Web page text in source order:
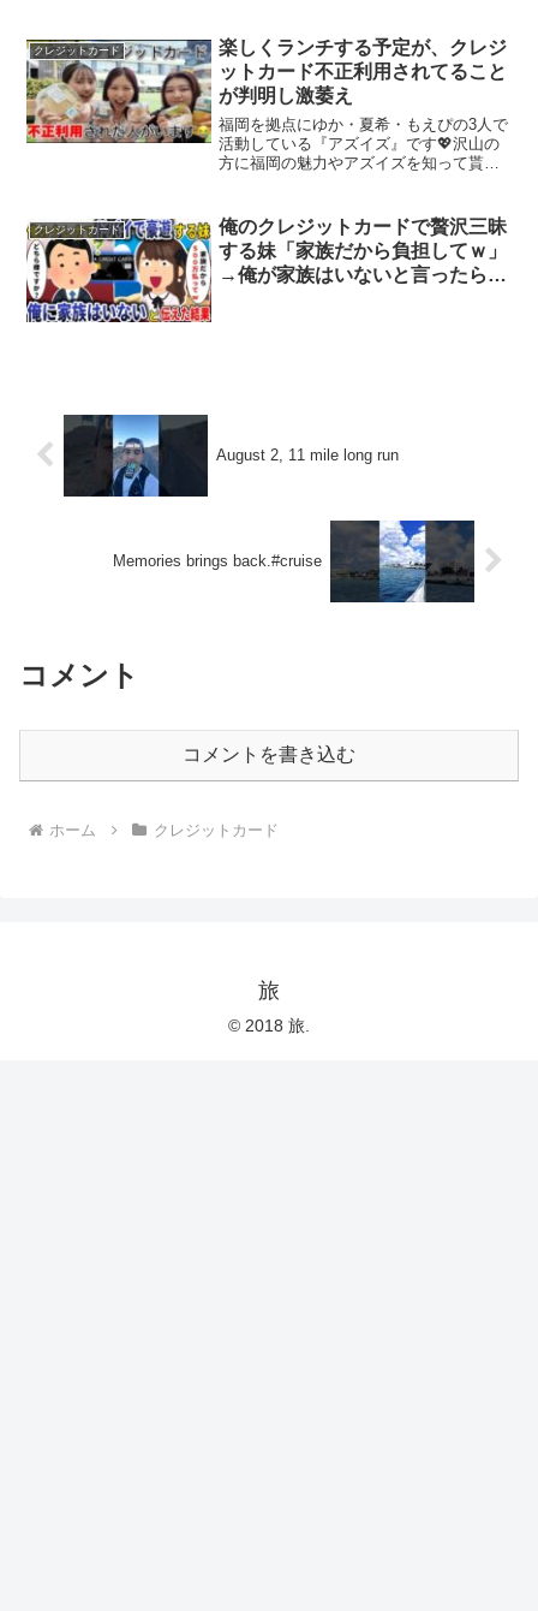
「怖いですよね」過去最悪を更新し続け
るクレジットカードの不正利...
クレジットカード
楽しくランチする予定が、クレジ
ットカード不正利用されてること
が判明し激萎え
福岡を拠点にゆか・夏希・もえぴの3人で
活動している『アズイズ』です💖沢山の
方に福岡の魅力やアズイズを知って貰え
TikTok: ☆なつきInstagram: T...
クレジットカード
俺のクレジットカードで贅沢三昧
する妹「家族だから負担してｗ」
→俺が家族はいないと言ったらの
August 2, 11 mile long run
Memories brings back.#cruise
コメント
コメントを書き込む
ホーム クレジットカード
旅
© 2018 旅.